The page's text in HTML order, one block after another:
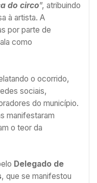
do circo”, atribuindo
à artista. A
por parte de
como
o ocorrido,
sociais,
do município.
manifestaram
o teor da
Delegado de
, que se manifestou